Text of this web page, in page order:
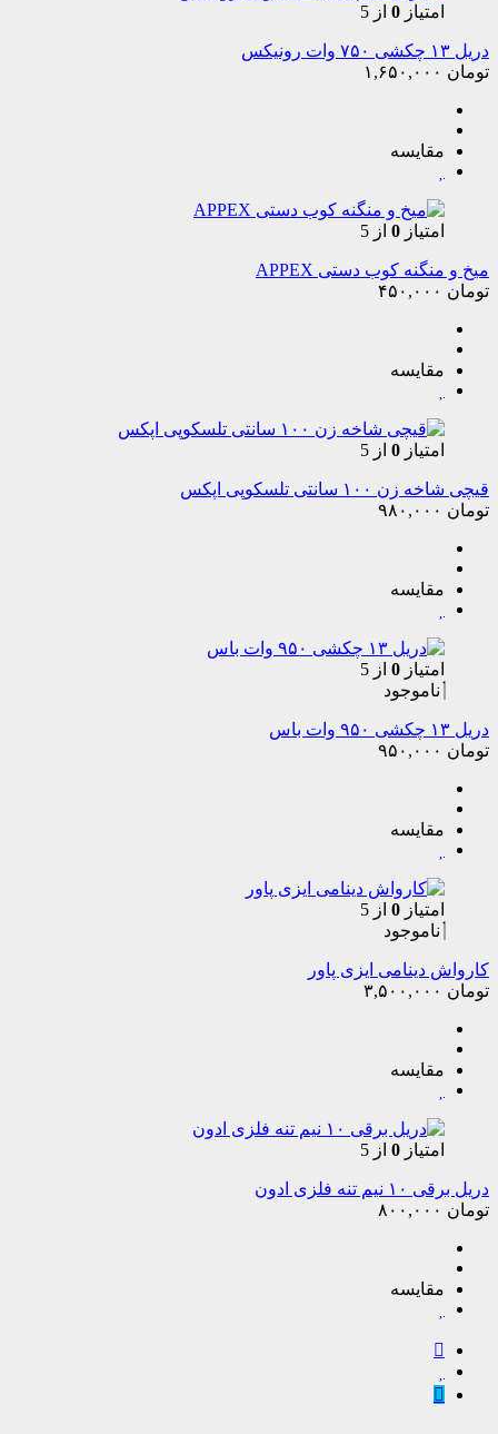
امتیاز 0 از 5
دریل ۱۳ چکشی ۷۵۰ وات رونیکس
تومان
مقایسه
امتیاز 0 از 5
میخ و منگنه کوب دستی APPEX
تومان
مقایسه
امتیاز 0 از 5
قیچی شاخه زن ۱۰۰ سانتی تلسکوپی اپکس
تومان
مقایسه
امتیاز 0 از 5
ناموجود
دریل ۱۳ چکشی ۹۵۰ وات باس
تومان
مقایسه
امتیاز 0 از 5
ناموجود
کارواش دینامی ایزی پاور
تومان
مقایسه
امتیاز 0 از 5
دریل برقی ۱۰ نیم تنه فلزی ادون
تومان
مقایسه